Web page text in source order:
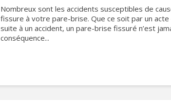
Nombreux sont les accidents susceptibles de
fissure à votre pare-brise. Que ce soit par un acte
suite à un accident, un pare-brise fissuré n’est
conséquence...